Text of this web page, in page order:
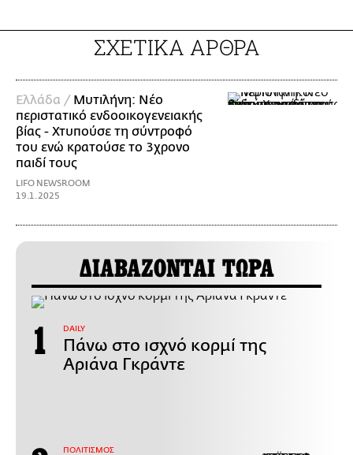
ΣΧΕΤΙΚΑ ΑΡΘΡΑ
Ελλάδα / Μυτιλήνη: Νέο
περιστατικό ενδοοικογενειακής
βίας - Χτυπούσε τη σύντροφό
του ενώ κρατούσε το 3χρονο
παιδί τους
LIFO NEWSROOM
19.1.2025
ΔΙΑΒΑΖΟΝΤΑΙ ΤΩΡΑ
DAILY
Πάνω στο ισχνό κορμί της
Αριάνα Γκράντε
ΠΟΛΙΤΙΣΜΟΣ